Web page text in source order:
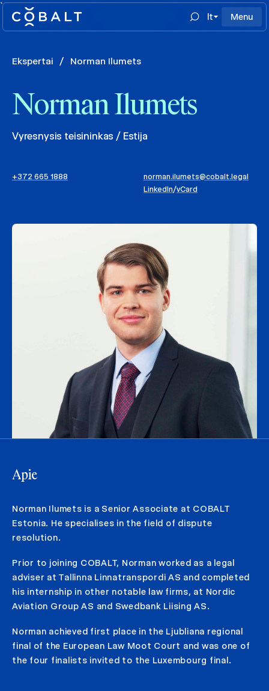
`
lt
Menu
Ekspertai / Norman Ilumets
Norman Ilumets
Vyresnysis teisininkas / Estija
+372 665 1888
norman.ilumets@cobalt.legal
LinkedIn/vCard
Apie
Norman Ilumets is a Senior Associate at COBALT
Estonia. He specialises in the field of dispute
resolution.
Prior to joining COBALT, Norman worked as a legal
adviser at Tallinna Linnatranspordi AS and completed
his internship in other notable law firms, at Nordic
Aviation Group AS and Swedbank Liising AS.
Norman achieved first place in the Ljubliana regional
final of the European Law Moot Court and was one of
the four finalists invited to the Luxembourg final.